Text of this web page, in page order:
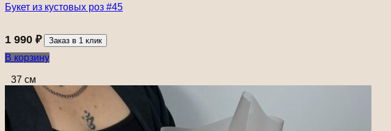
Букет из кустовых роз #45
1 990 ₽ Заказ в 1 клик
В корзину
37 см